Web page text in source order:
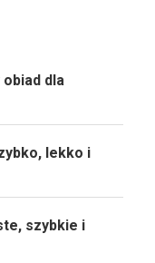
dla
lekko i
szybkie i